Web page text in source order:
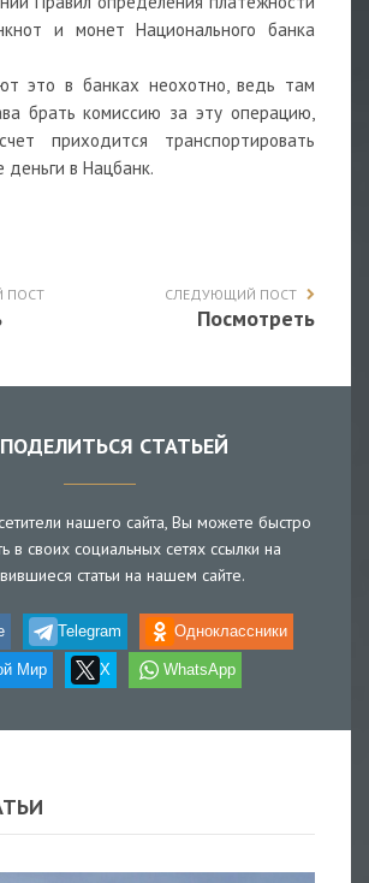
и монет Национального банка
это в банках неохотно, ведь там
брать комиссию за эту операцию,
приходится транспортировать
в Нацбанк.
ПОСТ СЛЕДУЮЩИЙ ПОСТ
Посмотреть
СТАТЬЕЙ
нашего сайта, Вы можете быстро
в своих социальных сетях ссылки на
статьи на нашем сайте.
Telegram Одноклассники
Мир X WhatsApp